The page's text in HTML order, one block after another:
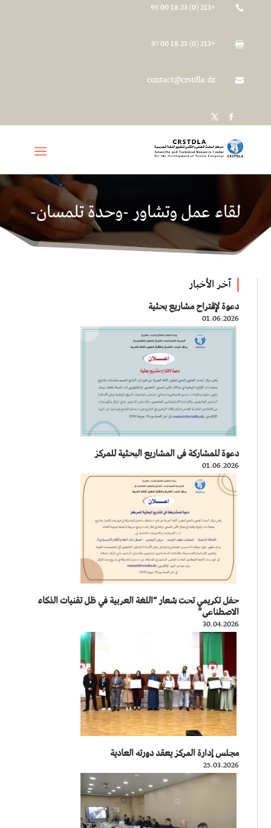

+213 (0) 23 18 00 95

+213 (0) 23 18 00 97

contact@crstdla.dz
لقاء عمل وتشاور -وحدة تلمسان-
آخر الأخبار
دعوة لإقتراح مشاريع بحثية
01.06.2026
دعوة للمشاركة في المشاريع البحثية للمركز
01.06.2026
حفل تكريمي تحت شعار “اللغة العربية في ظل تقنيات الذكاء
الاصطناعي”
30.04.2026
مجلس إدارة المركز يعقد دورته العادية
25.03.2026